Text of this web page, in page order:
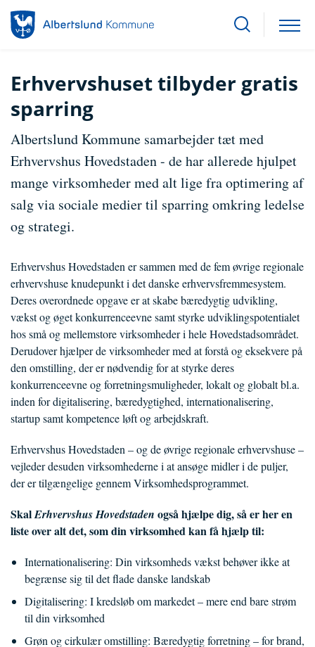
Erhvervshuset tilbyder gratis
sparring
Albertslund Kommune samarbejder tæt med
Erhvervshus Hovedstaden - de har allerede hjulpet
mange virksomheder med alt lige fra optimering af
salg via sociale medier til sparring omkring ledelse
og strategi.
Erhvervshus Hovedstaden er sammen med de fem øvrige regionale
erhvervshuse knudepunkt i det danske erhvervsfremmesystem.
Deres overordnede opgave er at skabe bæredygtig udvikling,
vækst og øget konkurrenceevne samt styrke udviklingspotentialet
hos små og mellemstore virksomheder i hele Hovedstadsområdet.
Derudover hjælper de virksomheder med at forstå og eksekvere på
den omstilling, der er nødvendig for at styrke deres
konkurrenceevne og forretningsmuligheder, lokalt og globalt bl.a.
inden for digitalisering, bæredygtighed, internationalisering,
startup samt kompetence løft og arbejdskraft.
Erhvervshus Hovedstaden – og de øvrige regionale erhvervshuse –
vejleder desuden virksomhederne i at ansøge midler i de puljer,
der er tilgængelige gennem Virksomhedsprogrammet.
SkalErhvervshus Hovedstaden også hjælpe dig, så er her en
liste over alt det, som din virksomhed kan få hjælp til:
Internationalisering: Din virksomheds vækst behøver ikke at
begrænse sig til det flade danske landskab
Digitalisering: I kredsløb om markedet – mere end bare strøm
til din virksomhed
Grøn og cirkulær omstilling: Bæredygtig forretning – for brand,